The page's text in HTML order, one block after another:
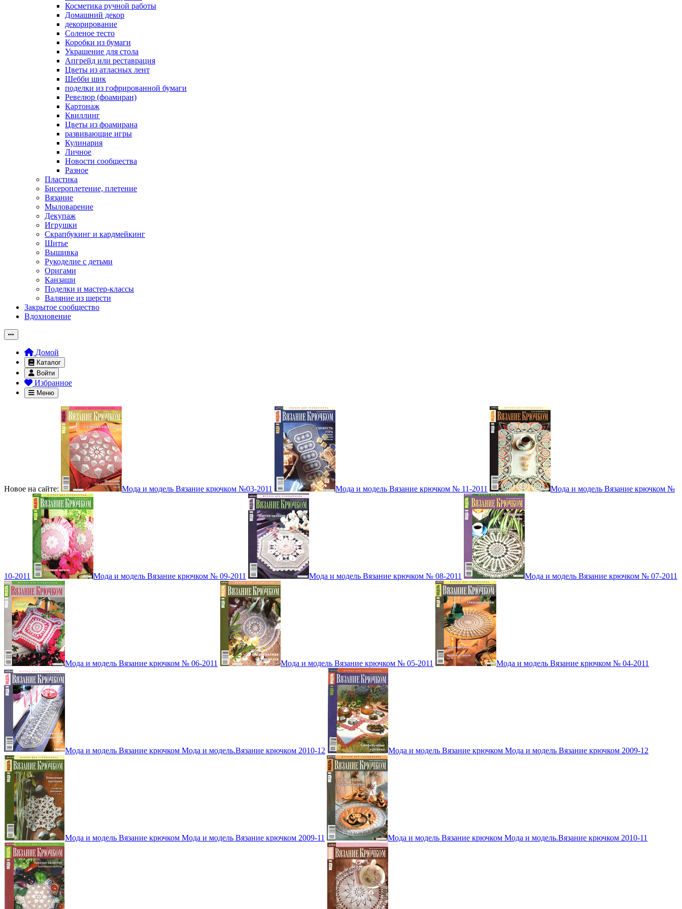
Косметика ручной работы
Домашний декор
декорирование
Соленое тесто
Коробки из бумаги
Украшение для стола
Апгрейд или реставрация
Цветы из атласных лент
Шебби шик
поделки из гофрированной бумаги
Ревелюр (фоамиран)
Картонаж
Квиллинг
Цветы из фоамирана
развивающие игры
Кулинария
Личное
Новости сообщества
Разное
Пластика
Бисероплетение, плетение
Вязание
Мыловарение
Декупаж
Игрушки
Скрапбукинг и кардмейкинг
Шитье
Вышивка
Рукоделие с детьми
Оригами
Канзаши
Поделки и мастер-классы
Валяние из шерсти
Закрытое сообщество
Вдохновение
Домой
Каталог
Войти
Избранное
Меню
Новое на сайте: Мода и модель Вязание крючком №03-2011 Мода и модель Вязание крючком № 11-2011 Мода и модель Вязание крючком №
10-2011 Мода и модель Вязание крючком № 09-2011 Мода и модель Вязание крючком № 08-2011 Мода и модель Вязание крючком № 07-2011
Мода и модель Вязание крючком № 06-2011 Мода и модель Вязание крючком № 05-2011 Мода и модель Вязание крючком № 04-2011
Мода и модель Вязание крючком Мода и модель.Вязание крючком 2010-12 Мода и модель Вязание крючком Мода и модель Вязание крючком 2009-12
Мода и модель Вязание крючком Мода и модель Вязание крючком 2009-11 Мода и модель Вязание крючком Мода и модель.Вязание крючком 2010-11